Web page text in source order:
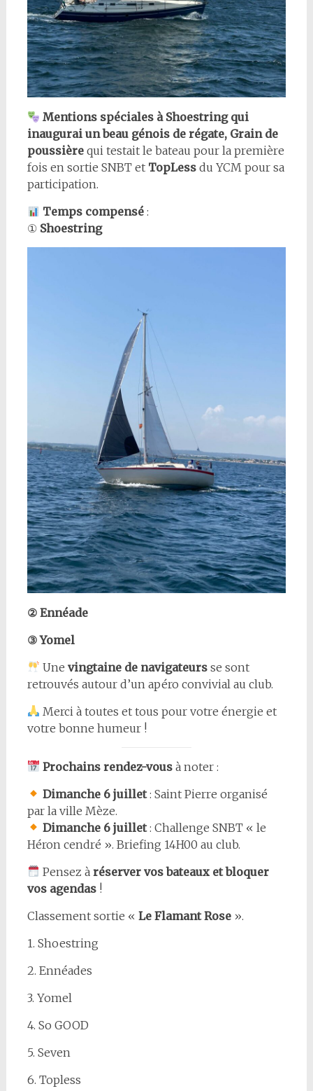
Mentions spéciales à Shoestring qui
inaugurai un beau génois de régate, Grain de
poussière qui testait le bateau pour la première
fois en sortie SNBT et TopLess du YCM pour sa
participation.
Temps compensé :
① Shoestring
② Ennéade
③ Yomel
Unevingtaine de navigateurs se sont
retrouvés autour d’un apéro convivial au club.
Merci à toutes et tous pour votre énergie et
votre bonne humeur !
Prochains rendez-vous à noter :
Dimanche 6 juillet: Saint Pierre organisé
par la ville Mèze.
Dimanche 6 juillet: Challenge SNBT « le
Héron cendré ». Briefing 14H00 au club.
Pensez àréserver vos bateaux et bloquer
vos agendas!
Classement sortie « Le Flamant Rose».
1. Shoestring
2. Ennéades
3. Yomel
4. So GOOD
5. Seven
6. Topless